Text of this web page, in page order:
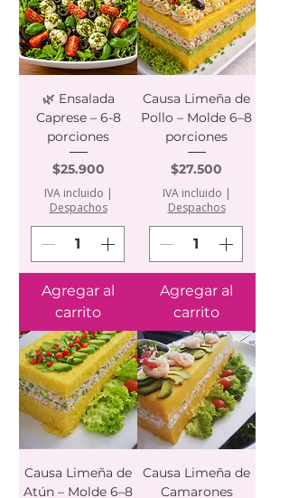
🌿 Ensalada
Caprese – 6-8
porciones
Precio
$25.900
IVA incluido |
Despachos
Agregar al
carrito
Causa Limeña de
Pollo – Molde 6–8
porciones
Precio
$27.500
IVA incluido |
Despachos
Agregar al
carrito
Causa Limeña de
Atún – Molde 6–8
Causa Limeña de
Camarones